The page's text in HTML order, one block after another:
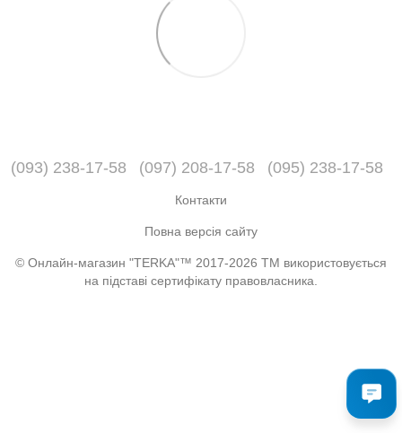
(093) 238-17-58 (097) 208-17-58 (095) 238-17-58
Контакти
Повна версія сайту
© Онлайн-магазин "TERKA"™ 2017-2026 ТМ використовується
на підставі сертифікату правовласника.